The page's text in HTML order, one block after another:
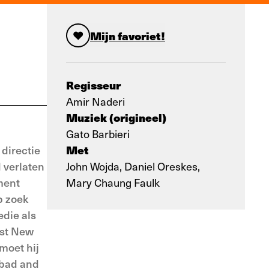
Mijn favoriet!
Regisseur
Amir Naderi
Muziek (origineel)
Gato Barbieri
Met
John Wojda, Daniel Oreskes,
Mary Chaung Faulk
directie
verlaten
zoek
als
New
hij
and